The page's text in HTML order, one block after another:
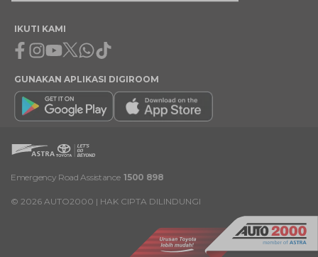
IKUTI KAMI
Facebook
Instagram
Youtube
X Whatsapp
Tiktok
GUNAKAN APLIKASI DIGIROOM
Emergency Road Assistance 1500 898
© 2026 AUTO2000 | HAK CIPTA DILINDUNGI